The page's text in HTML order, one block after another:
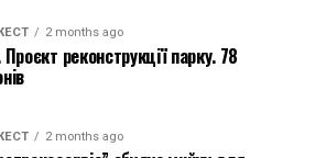
2 months ago
реконструкції парку. 78
2 months ago